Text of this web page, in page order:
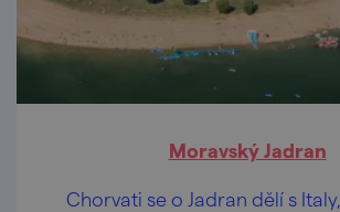
Moravský Jadran
Chorvati se o Jadran dělí s